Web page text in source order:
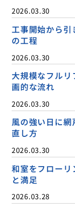
2026.03.30
工事開始から
の工程
2026.03.30
大規模なフル
画的な流れ
2026.03.30
風の強い日に
直し方
2026.03.30
和室をフロー
と満足
2026.03.28